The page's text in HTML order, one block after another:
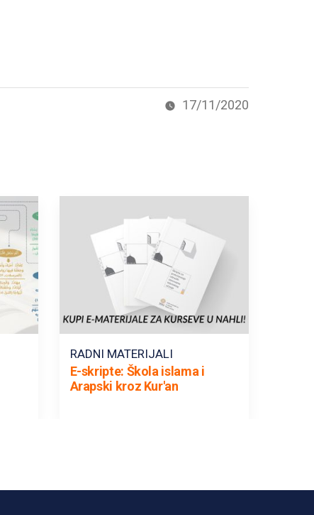
17/11/2020
RADNI MATERIJALI
E-skripte: Škola islama i
Arapski kroz Kur'an